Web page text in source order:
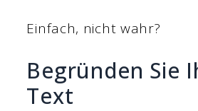
Einfach, nicht wahr?
Begründen Sie
Text